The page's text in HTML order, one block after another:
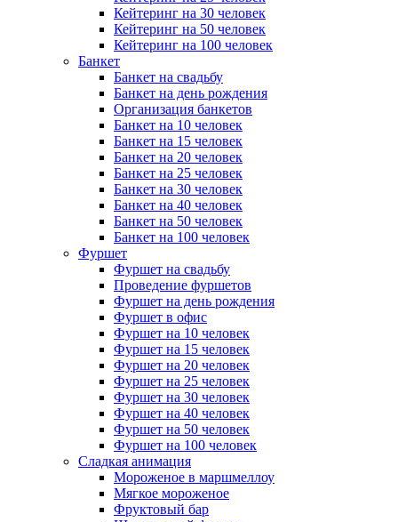
Кейтеринг на 30 человек
Кейтеринг на 50 человек
Кейтеринг на 100 человек
Банкет
Банкет на свадьбу
Банкет на день рождения
Организация банкетов
Банкет на 10 человек
Банкет на 15 человек
Банкет на 20 человек
Банкет на 25 человек
Банкет на 30 человек
Банкет на 40 человек
Банкет на 50 человек
Банкет на 100 человек
Фуршет
Фуршет на свадьбу
Проведение фуршетов
Фуршет на день рождения
Фуршет в офис
Фуршет на 10 человек
Фуршет на 15 человек
Фуршет на 20 человек
Фуршет на 25 человек
Фуршет на 30 человек
Фуршет на 40 человек
Фуршет на 50 человек
Фуршет на 100 человек
Сладкая анимация
Мороженое в маршмеллоу
Мягкое мороженое
Фруктовый бар